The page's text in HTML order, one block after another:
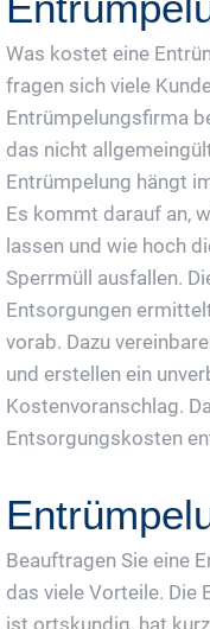
Was kostet eine
fragen sich viele
Entrümpelungsfirma
das nicht
Entrümpelung hängt
Es kommt darauf an,
lassen und wie hoch
Sperrmüll ausfallen.
Entsorgungen
vorab. Dazu
und erstellen ein
Kostenvoranschlag.
Entsorgungskosten
Beauftragen Sie eine
das viele Vorteile. Die
ist ortskundig, hat